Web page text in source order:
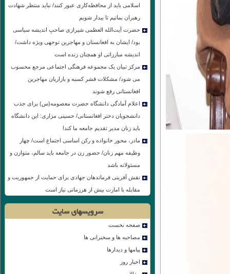
اسلامی باید از محافظه‌کاری عبور کنند/ نباید منتظر شهادت
رهبران بمانیم تا بیدار شویم
حضرت آیت‌الله العظمی شیرازی صاحبِ اندیشه سیاسی
بود/ ایشان به افغانستان و مهاجرین توجهی ویژه داشت/
اندیشه مبارزاتی او همچنان زنده است
مرکز تبیان یک مجموعه فرهنگی اجتماعی مرجع محسوب
می شود/ مشکلات قشر کسبه و بازاریان مهاجرین
افغانستانی رفع شوند
اعلام آمادگی دانشگاه حضرت معصومه(س) برای جذب
دانشجویان دختر افغانستانی/ حسینی مزاری: این دانشگاه
باید زنان مدیر تقدیم جامعه ما کند!
مادر، محور خانواده و رکن اساسی اجتماع‌ است/ چهار
وظیفه مهم زنان/ حضور زن در جامعه باید سالم، متوازن و
مسئولانه باشد
نقش آفرینی فرماندهان جهادی برای حمایت از جمهوریت و
مقابله با امارت بیش از هرزمانی نیاز است
سرویسهای سایت
صفحه نخست
مصاحبه ها و سخنرانی ها
پیامها و دیدارها
اخبار روز